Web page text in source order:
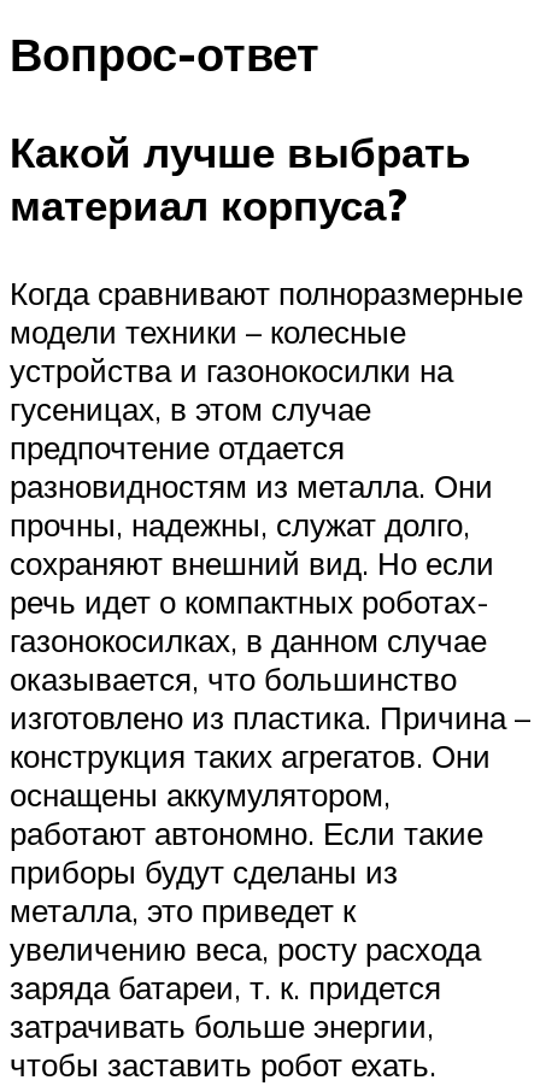
Вопрос-ответ
Какой лучше выбрать
материал корпуса?
Когда сравнивают полноразмерные
модели техники – колесные
устройства и газонокосилки на
гусеницах, в этом случае
предпочтение отдается
разновидностям из металла. Они
прочны, надежны, служат долго,
сохраняют внешний вид. Но если
речь идет о компактных роботах-
газонокосилках, в данном случае
оказывается, что большинство
изготовлено из пластика. Причина –
конструкция таких агрегатов. Они
оснащены аккумулятором,
работают автономно. Если такие
приборы будут сделаны из
металла, это приведет к
увеличению веса, росту расхода
заряда батареи, т. к. придется
затрачивать больше энергии,
чтобы заставить робот ехать.